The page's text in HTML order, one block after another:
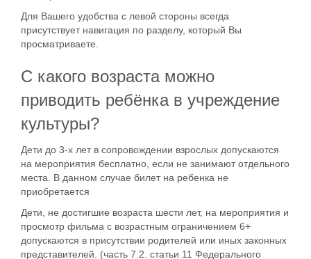
Для Вашего удобства с левой стороны всегда
присутствует навигация по разделу, который Вы
просматриваете.
С какого возраста можно
приводить ребёнка в учреждение
культуры?
Дети до 3-х лет в сопровождении взрослых допускаются
на мероприятия бесплатно, если не занимают отдельного
места. В данном случае билет на ребенка не
приобретается
Дети, не достигшие возраста шести лет, на мероприятия и
просмотр фильма с возрастным ограничением 6+
допускаются в присутствии родителей или иных законных
представителей. (часть 7.2. статьи 11 Федерального